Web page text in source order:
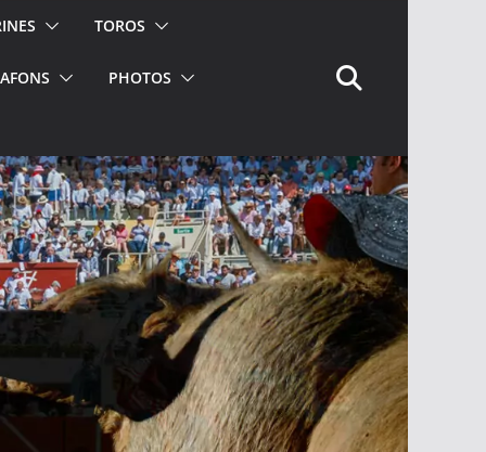
TOROS
PHOTOS